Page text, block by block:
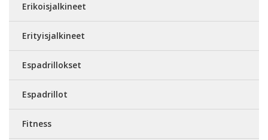
Erikoisjalkineet
Erityisjalkineet
Espadrillokset
Espadrillot
Fitness